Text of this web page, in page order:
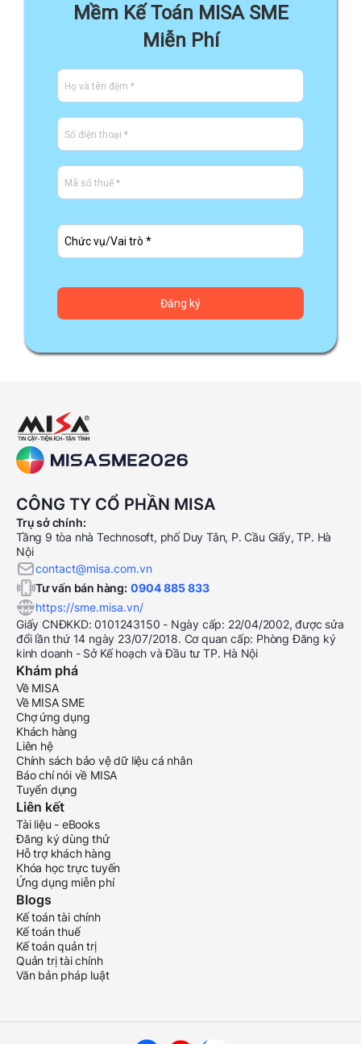
Mềm Kế Toán MISA SME
Miễn Phí
CÔNG TY CỔ PHẦN MISA
Trụ sở chính:
Tầng 9 tòa nhà Technosoft, phố Duy Tân, P. Cầu Giấy, TP. Hà
Nội
contact@misa.com.vn
Tư vấn bán hàng: 0904 885 833
https://sme.misa.vn/
Giấy CNĐKKD: 0101243150 - Ngày cấp: 22/04/2002, được sửa
đổi lần thứ 14 ngày 23/07/2018. Cơ quan cấp: Phòng Đăng ký
kinh doanh - Sở Kế hoạch và Đầu tư TP. Hà Nội
Khám phá
Về MISA
Về MISA SME
Chợ ứng dụng
Khách hàng
Liên hệ
Chính sách bảo vệ dữ liệu cá nhân
Báo chí nói về MISA
Tuyển dụng
Liên kết
Tài liệu - eBooks
Đăng ký dùng thử
Hỗ trợ khách hàng
Khóa học trực tuyến
Ứng dụng miễn phí
Blogs
Kế toán tài chính
Kế toán thuế
Kế toán quản trị
Quản trị tài chính
Văn bản pháp luật